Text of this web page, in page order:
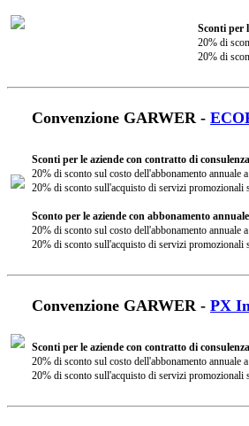
Sconti per
20% di
20% di
Convenzione GARWER -
Sconti per le aziende con contratto di
20% di sconto sul costo dell'abbonamento annuale a
20% di sconto sull'acquisto di servizi promozionali
Sconto per le aziende con abbonamento
20% di sconto sul costo dell'abbonamento annuale a
20% di sconto sull'acquisto di servizi promozionali
Convenzione GARWER - PX
Sconti per le aziende con contratto di
20% di sconto sul costo dell'abbonamento annuale a
20% di sconto sull'acquisto di servizi promozionali